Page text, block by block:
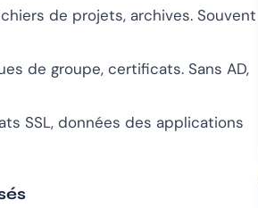
de projets, archives. Souvent
de groupe, certificats. Sans AD,
SSL, données des applications